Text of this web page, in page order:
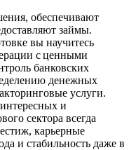
обеспечивают
займы.
вы научитесь
с ценными
банковских
денежных
услуги.
и
сектора всегда
карьерные
и стабильность даже в